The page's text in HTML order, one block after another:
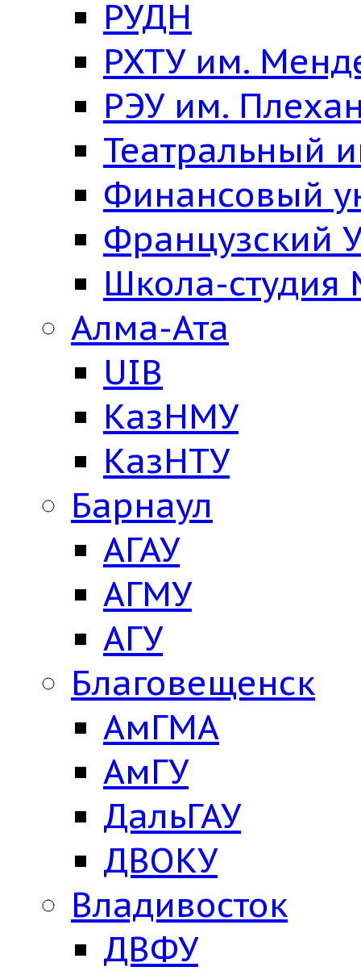
РУДН
РХТУ им.
РЭУ им.
Театральный
Финансовый
Французский
Школа-студия
Алма-Ата
UIB
КазНМУ
КазНТУ
Барнаул
АГАУ
АГМУ
АГУ
Благовещенск
АмГМА
АмГУ
ДальГАУ
ДВОКУ
Владивосток
ДВФУ